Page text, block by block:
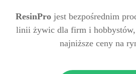
ResinPro jest bezpośrednim
linii żywic dla firm i
najniższe ceny na